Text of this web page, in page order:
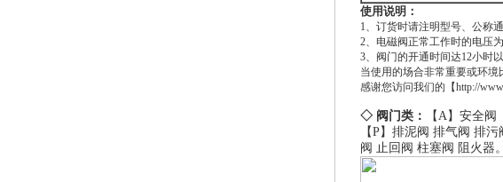
使用说明：
1、订货时请注明型号、公称
2、电磁阀正常工作时的电压
3、阀门的开通时间达12小时
当使用的场合非常重要或环境
感谢您访问我们的【http://
◇ 阀门类： 【A】 安全阀
【P】 排泥阀 排气阀 排污
阀 止回阀 柱塞阀 阻火器。